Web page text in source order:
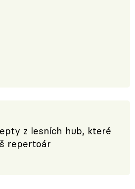
z lesních hub, které
repertoár